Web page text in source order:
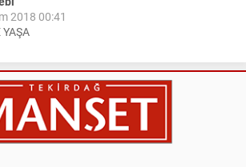
2018 00:41
2023 21:36
MAÇA !!!!